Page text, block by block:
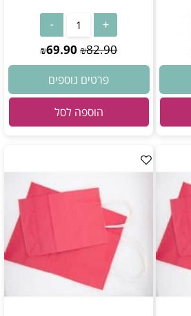
₪82.90
₪69.90
פרטים נוספים
הוספה לסל